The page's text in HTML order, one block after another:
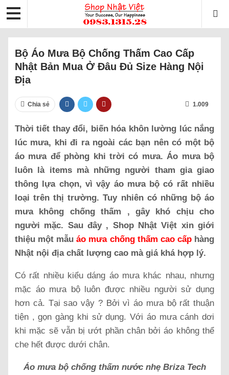
Bộ Áo Mưa Bộ Chống Thấm Cao Cấp
Nhật Bản Mua Ở Đâu Đủ Size Hàng Nội
Địa
Chia sẻ 1.009
Thời tiết thay đổi, biến hóa khôn lường lúc nắng
lúc mưa, khi đi ra ngoài các bạn nên có một bộ
áo mưa để phòng khi trời có mưa. Áo mưa bộ
luôn là items mà những người tham gia giao
thông lựa chọn, vì vậy áo mưa bộ có rất nhiều
loại trên thị trường. Tuy nhiên có những bộ áo
mưa không chống thấm , gây khó chịu cho
người mặc. Sau đây , Shop Nhật Việt xin giới
thiệu một mẫuáo mưa chống thấm cao cấphàng
Nhật nội địa chất lượng cao mà giá khá hợp lý.
Có rất nhiều kiểu dáng áo mưa khác nhau, nhưng
mặc áo mưa bộ luôn được nhiều người sử dụng
hơn cả. Tại sao vậy ? Bởi vì áo mưa bộ rất thuận
tiện , gọn gàng khi sử dụng. Với áo mưa cánh dơi
khi mặc sẽ vẫn bị ướt phần chân bởi áo không thể
che hết được dưới chân.
Áo mưa bộ chống thấm nước nhẹ Briza Tech